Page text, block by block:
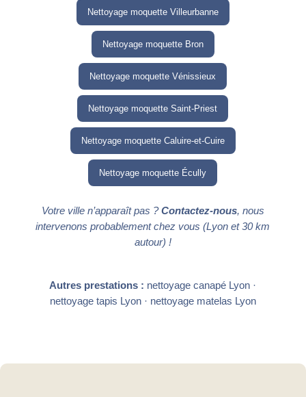
Nettoyage moquette Villeurbanne
Nettoyage moquette Bron
Nettoyage moquette Vénissieux
Nettoyage moquette Saint-Priest
Nettoyage moquette Caluire-et-Cuire
Nettoyage moquette Écully
Votre ville n’apparaît pas ?Contactez-nous, nous
intervenons probablement chez vous (Lyon et 30 km
autour) !
Autres prestations : nettoyage canapé Lyon ·
nettoyage tapis Lyon· nettoyage matelas Lyon